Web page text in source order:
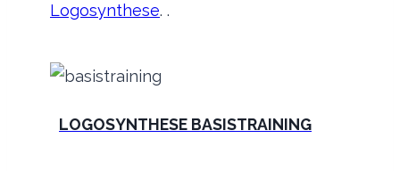
Logosynthese. .
LOGOSYNTHESE BASISTRAINING